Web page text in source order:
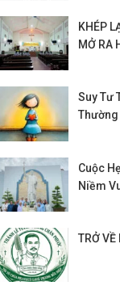
KHÉP
MỞ RA
Suy Tư
Thường
Cuộc
Niềm
TRỞ VỀ